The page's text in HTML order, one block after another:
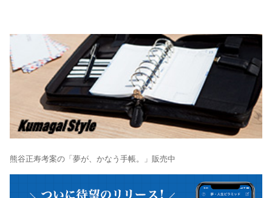
熊谷正寿考案の「夢が、かなう手帳。」販売中